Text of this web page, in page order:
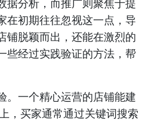
据分析，而推广则聚焦于提
在初期往往忽视这一点，导
铺脱颖而出，还能在激烈的
些经过实践验证的方法，帮
。一个精心运营的店铺能建
，买家通常通过关键词搜索